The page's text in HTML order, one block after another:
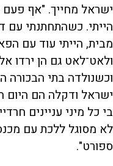
ישראל מחייך. "אף
הייתי. כשהתחתנתי עם
מבית, הייתי עוד עם
ולאט־לאט גם הן ירדו
וכשנולדה בתי הבכורה
ישראל ודקלה הם היום
בי כל מיני עניינים
לא מסוגל ללכת עם
ספורט".